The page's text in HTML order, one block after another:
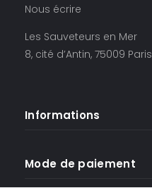
Nous écrire
Les Sauveteurs en Mer
8, cité d’Antin, 75009 Paris
Informations
Mode de paiement